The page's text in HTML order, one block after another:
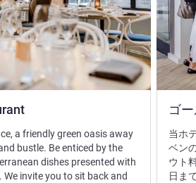
a friendly green oasis away
bustle. Be enticed by the
dishes presented with
invite you to sit back and
ゴ
当ホ
ベン
ウト
日ま